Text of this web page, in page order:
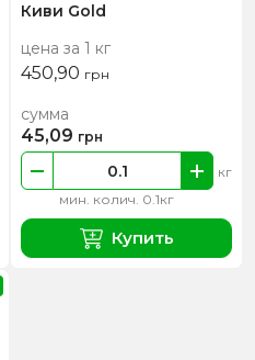
Киви Gold
цена за 1 кг
450,90 грн
мин. колич. 0.1кг
кг
сумма
45,09 грн
Купить